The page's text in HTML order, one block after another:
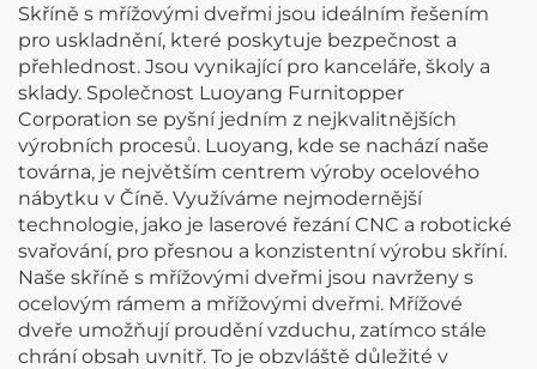
Skříně s mřížovými dveřmi jsou ideálním řešením
pro uskladnění, které poskytuje bezpečnost a
přehlednost. Jsou vynikající pro kanceláře, školy a
sklady. Společnost Luoyang Furnitopper
Corporation se pyšní jedním z nejkvalitnějších
výrobních procesů. Luoyang, kde se nachází naše
továrna, je největším centrem výroby ocelového
nábytku v Číně. Využíváme nejmodernější
technologie, jako je laserové řezání CNC a robotické
svařování, pro přesnou a konzistentní výrobu skříní.
Naše skříně s mřížovými dveřmi jsou navrženy s
ocelovým rámem a mřížovými dveřmi. Mřížové
dveře umožňují proudění vzduchu, zatímco stále
chrání obsah uvnitř. To je obzvláště důležité v